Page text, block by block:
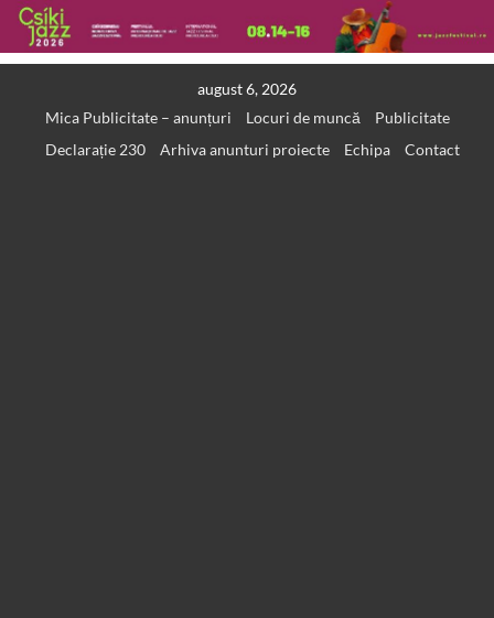
august 6, 2026
Mica Publicitate – anunțuri
Locuri de muncă
Publicitate
Declarație 230
Arhiva anunturi proiecte Echipa Contact